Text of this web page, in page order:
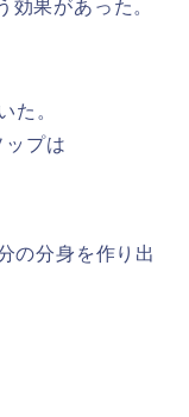
効果があった。
た。
ップは
の分身を作り出